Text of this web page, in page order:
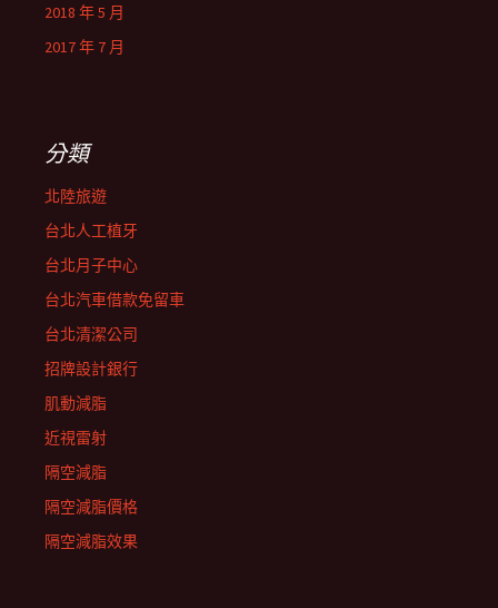
2018 年 5 月
2017 年 7 月
分類
北陸旅遊
台北人工植牙
台北月子中心
台北汽車借款免留車
台北清潔公司
招牌設計銀行
肌動減脂
近視雷射
隔空減脂
隔空減脂價格
隔空減脂效果